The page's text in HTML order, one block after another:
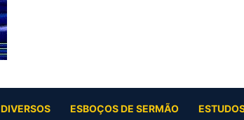
DIVERSOS ESBOÇOS DE SERMÃO